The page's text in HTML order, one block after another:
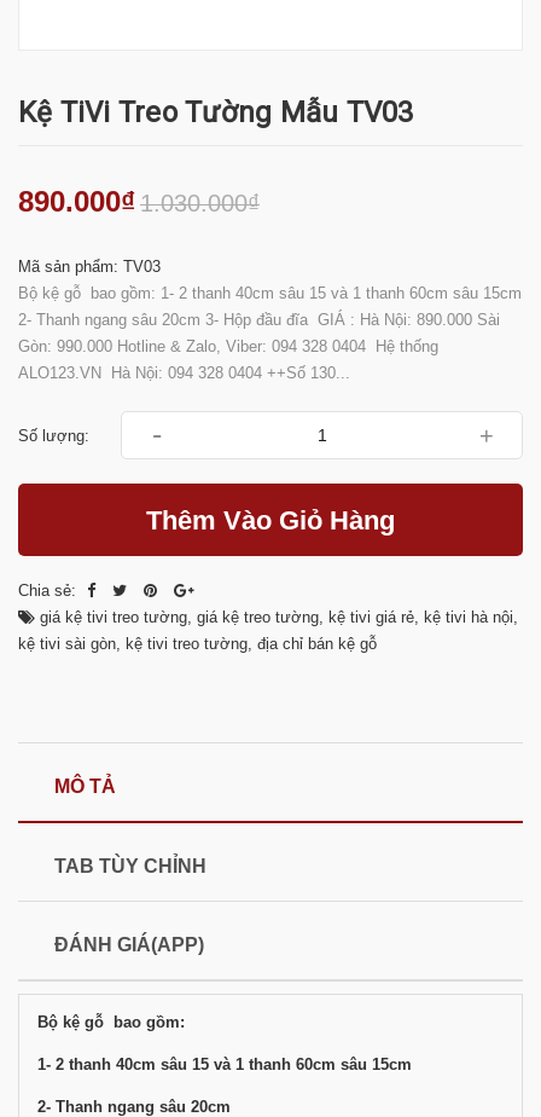
Kệ TiVi Treo Tường Mẫu TV03
890.000₫1.030.000₫
Mã sản phẩm: TV03
Bộ kệ gỗ bao gồm: 1- 2 thanh 40cm sâu 15 và 1 thanh 60cm sâu 15cm
2- Thanh ngang sâu 20cm 3- Hộp đầu đĩa GIÁ : Hà Nội: 890.000 Sài
Gòn: 990.000 Hotline & Zalo, Viber: 094 328 0404 Hệ thống
ALO123.VN Hà Nội: 094 328 0404 ++Số 130...
Số lượng: - +
Thêm Vào Giỏ Hàng
Chia sẻ:
giá kệ tivi treo tường, giá kệ treo tường, kệ tivi giá rẻ, kệ tivi hà nội,
kệ tivi sài gòn, kệ tivi treo tường, địa chỉ bán kệ gỗ
MÔ TẢ
TAB TÙY CHỈNH
ĐÁNH GIÁ(APP)
Bộ kệ gỗ bao gồm:
1- 2 thanh 40cm sâu 15 và 1 thanh 60cm sâu 15cm
2- Thanh ngang sâu 20cm